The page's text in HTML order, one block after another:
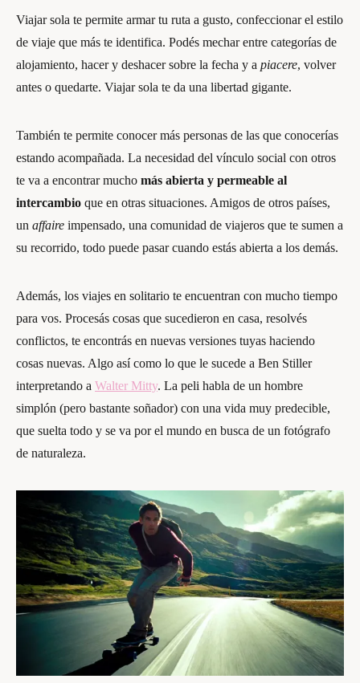
Viajar sola te permite armar tu ruta a gusto, confeccionar el estilo
de viaje que más te identifica. Podés mechar entre categorías de
alojamiento, hacer y deshacer sobre la fecha y a piacere, volver
antes o quedarte. Viajar sola te da una libertad gigante.
También te permite conocer más personas de las que conocerías
estando acompañada. La necesidad del vínculo social con otros
te va a encontrar mucho más abierta y permeable al
intercambio que en otras situaciones. Amigos de otros países,
un affaire impensado, una comunidad de viajeros que te sumen a
su recorrido, todo puede pasar cuando estás abierta a los demás.
Además, los viajes en solitario te encuentran con mucho tiempo
para vos. Procesás cosas que sucedieron en casa, resolvés
conflictos, te encontrás en nuevas versiones tuyas haciendo
cosas nuevas. Algo así como lo que le sucede a Ben Stiller
interpretando a Walter Mitty. La peli habla de un hombre
simplón (pero bastante soñador) con una vida muy predecible,
que suelta todo y se va por el mundo en busca de un fotógrafo
de naturaleza.